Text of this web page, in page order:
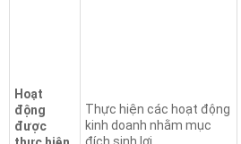
Hoạt
động
được
Thực hiện các hoạt động
kinh doanh nhằm mục